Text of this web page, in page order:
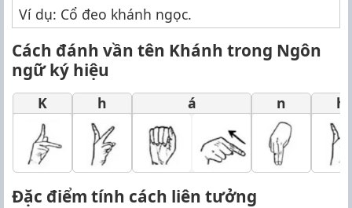
Ví dụ: Cổ đeo khánh ngọc.
Cách đánh vần tên Khánh trong Ngôn
ngữ ký hiệu
K h á n h
Đặc điểm tính cách liên tưởng